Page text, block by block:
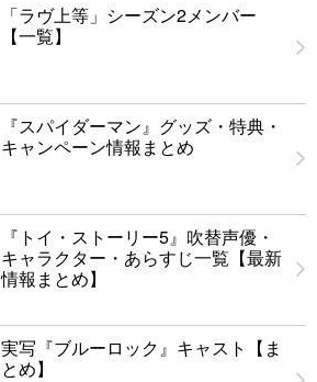
「ラヴ上等」シーズン2メンバー
【一覧】
『スパイダーマン』グッズ・特典・
キャンペーン情報まとめ
『トイ・ストーリー5』吹替声優・
キャラクター・あらすじ一覧【最新
情報まとめ】
実写『ブルーロック』キャスト【ま
とめ】